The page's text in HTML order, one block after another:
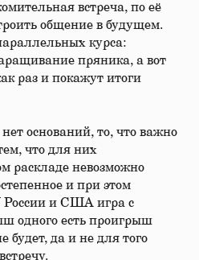
встреча, по её
общение в будущем.
курса:
пряника, а вот
раз и покажут итоги
оснований, то, что важно
что для них
раскладе невозможно
и при этом
России и США игра с
одного есть проигрыш
будет, да и не для того